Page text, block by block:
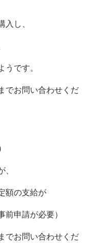
入し、
うです。
お問い合わせくだ
、
額の支給が
申請が必要）
お問い合わせくだ